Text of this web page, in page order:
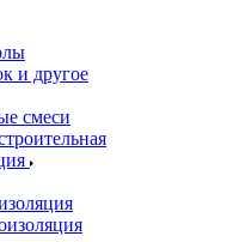
и другое
смеси